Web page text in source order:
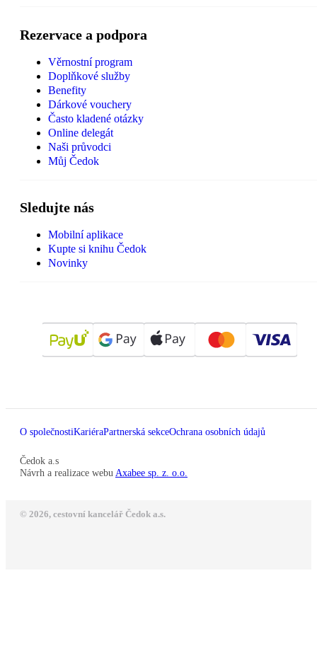
Rezervace a podpora
Věrnostní program
Doplňkové služby
Benefity
Dárkové vouchery
Často kladené otázky
Online delegát
Naši průvodci
Můj Čedok
Sledujte nás
Mobilní aplikace
Kupte si knihu Čedok
Novinky
O společnostiKariéraPartnerská sekceOchrana osobních údajů
Čedok a.s
Návrh a realizace webu Axabee sp. z. o.o.
© 2026, cestovní kancelář Čedok a.s.